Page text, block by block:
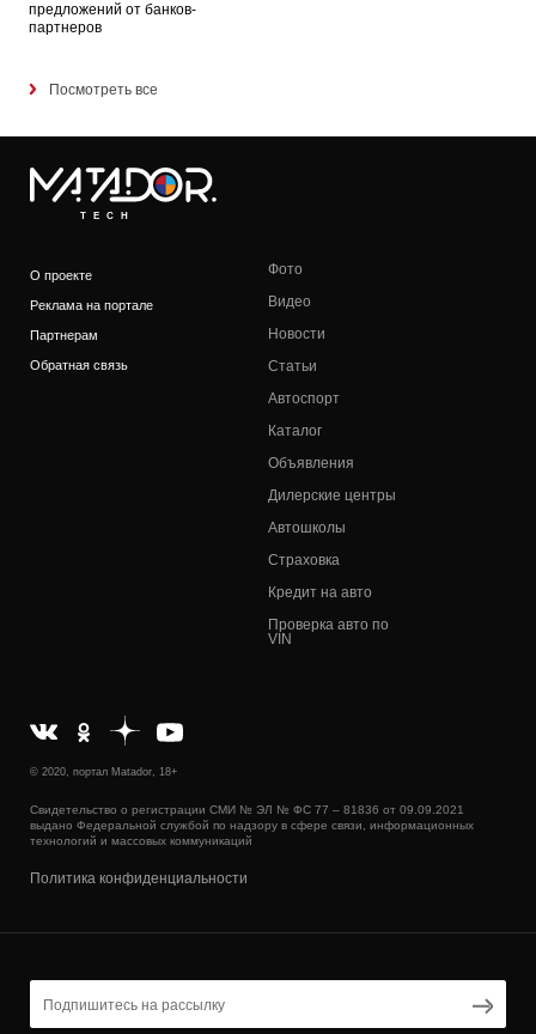
предложений от банков-
партнеров
Посмотреть все
TECH
О проекте
Реклама на портале
Партнерам
Обратная связь
Фото
Видео
Новости
Статьи
Автоспорт
Каталог
Объявления
Дилерские центры
Автошколы
Страховка
Кредит на авто
Проверка авто по
VIN
© 2020, портал Matador, 18+
Свидетельство о регистрации СМИ № ЭЛ № ФС 77 – 81836 от 09.09.2021
выдано Федеральной службой по надзору в сфере связи, информационных
технологий и массовых коммуникаций
Политика конфиденциальности